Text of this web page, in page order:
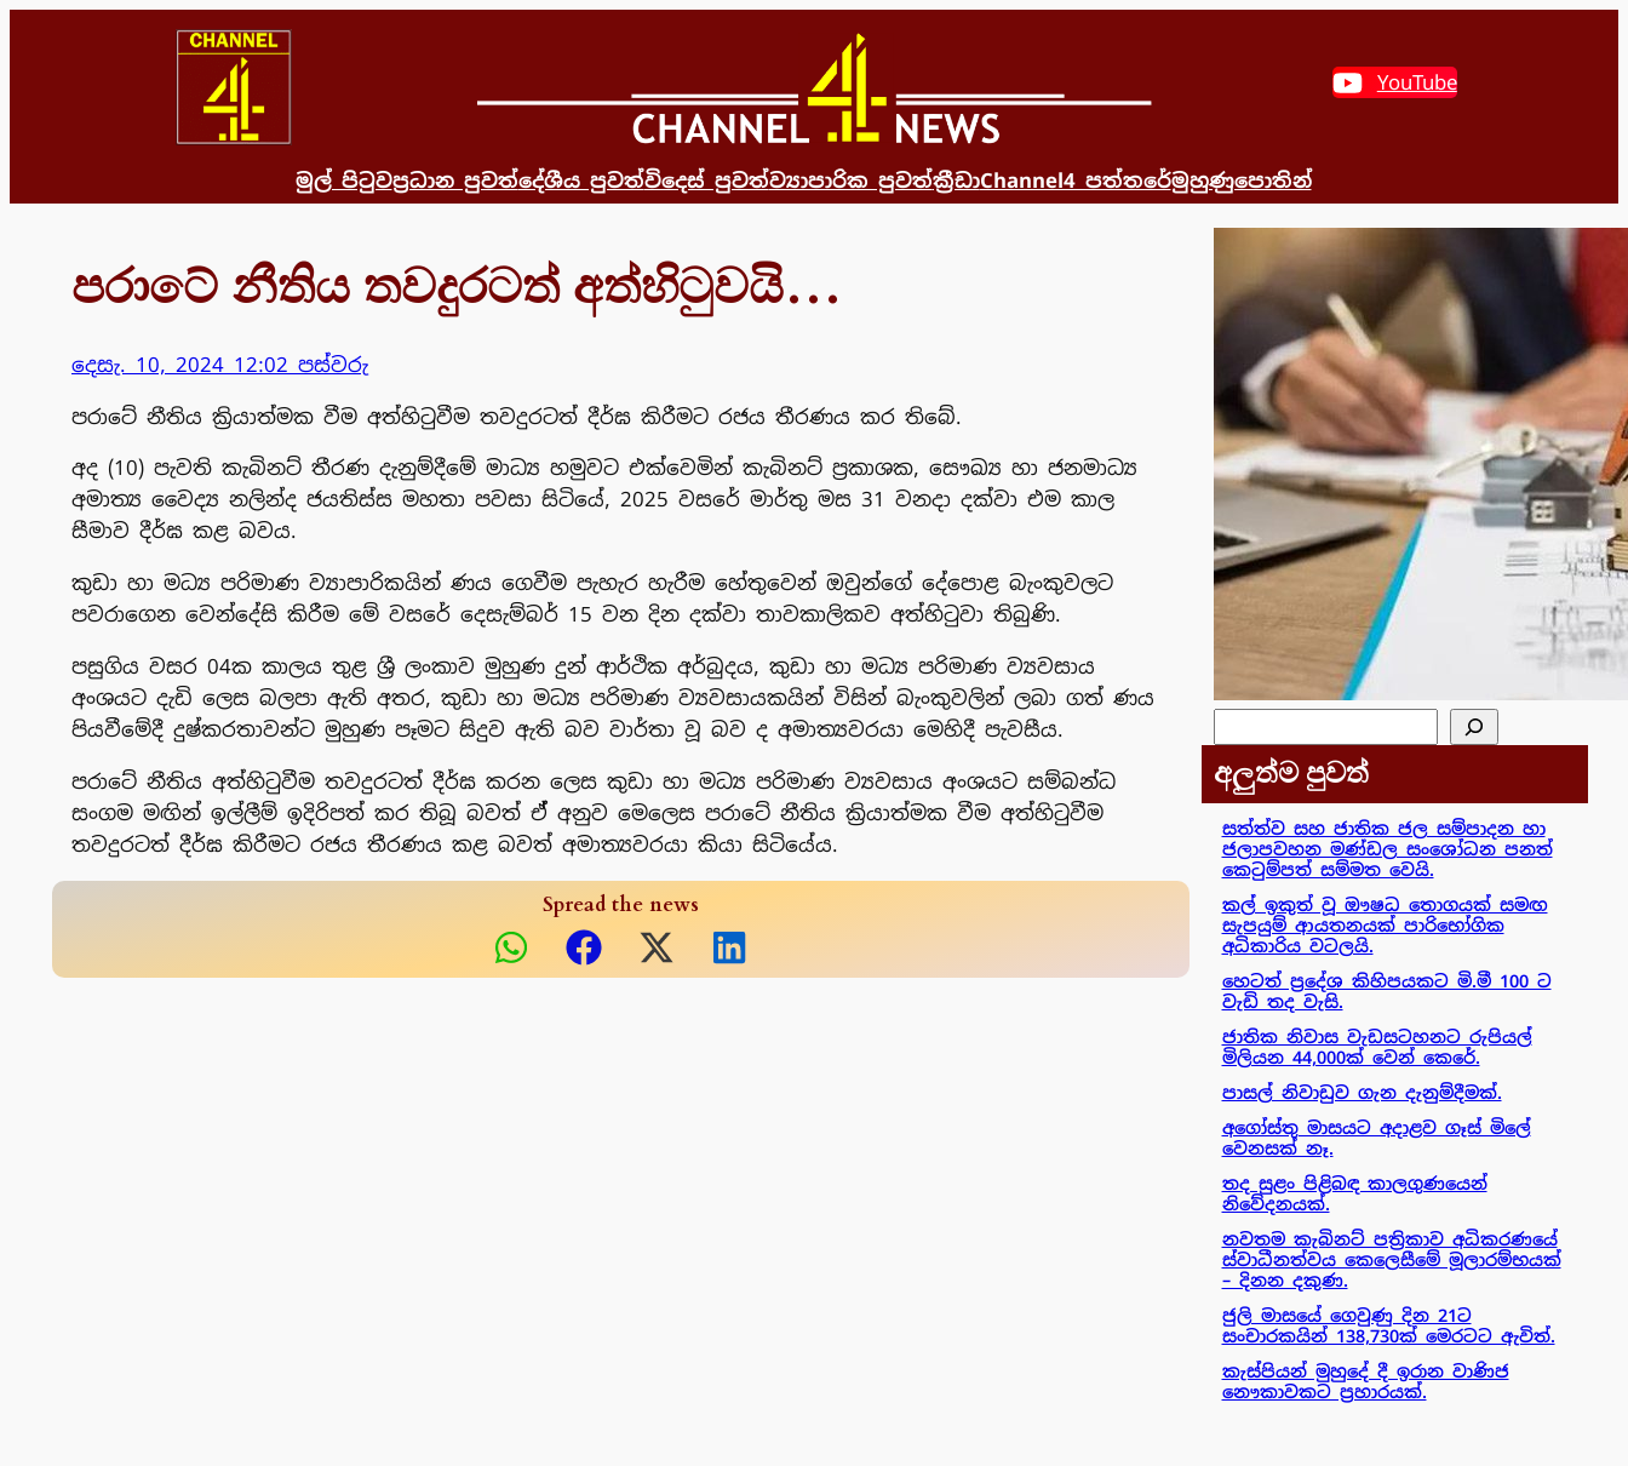
YouTube
මුල් පිටුවප්‍රධාන පුවත්දේශීය පුවත්විදෙස් පුවත්ව්‍යාපාරික පුවත්ක්‍රීඩාChannel4 පත්තරේමුහුණුපොතින්
පරාටේ නීතිය තවදුරටත් අත්හිටුවයි…
දෙසැ. 10, 2024 12:02 පස්වරු
පරාටේ නීතිය ක්‍රියාත්මක වීම අත්හිටුවීම තවදුරටත් දීර්ඝ කිරීමට රජය තීරණය කර තිබේ.
අද (10) පැවති කැබිනට් තීරණ දැනුම්දීමේ මාධ්‍ය හමුවට එක්වෙමින් කැබිනට් ප්‍රකාශක, සෞඛ්‍ය හා ජනමාධ්‍ය
අමාත්‍ය වෛද්‍ය නලින්ද ජයතිස්ස මහතා පවසා සිටියේ, 2025 වසරේ මාර්තු මස 31 වනදා දක්වා එම කාල
සීමාව දීර්ඝ කළ බවය.
කුඩා හා මධ්‍ය පරිමාණ ව්‍යාපාරිකයින් ණය ගෙවීම පැහැර හැරීම‌ හේතුවෙන් ඔවුන්ගේ දේපොළ බැංකුවලට
පවරාගෙන වෙන්දේසි කිරීම මේ වසරේ දෙසැම්බර් 15 වන දින දක්වා තාවකාලිකව අත්හිටුවා තිබුණි.
පසුගිය වසර 04ක කාලය තුළ ශ්‍රී ලංකාව මුහුණ දුන් ආර්ථික අර්බුදය, කුඩා හා මධ්‍ය පරිමාණ ව්‍යවසාය
අංශයට දැඩි ලෙස බලපා ඇති අතර, කුඩා හා මධ්‍ය පරිමාණ ව්‍යවසායකයින් විසින් බැංකුවලින් ලබා ගත් ණය
පියවීමේදී දුෂ්කරතාවන්ට මුහුණ පෑමට සිදුව ඇති බව වාර්තා වූ බව ද අමාත්‍යවරයා මෙහිදී පැවසීය.
පරාටේ නීතිය අත්හිටුවීම තවදුරටත් දීර්ඝ කරන ලෙස කුඩා හා මධ්‍ය පරිමාණ ව්‍යවසාය අංශයට සම්බන්ධ
සංගම මඟින් ඉල්ලීම් ඉදිරිපත් කර තිබූ බවත් ඒ් අනුව මෙලෙස පරාටේ නීතිය ක්‍රියාත්මක වීම අත්හිටුවීම
තවදුරටත් දීර්ඝ කිරීමට රජය තීරණය කළ බවත් අමාත්‍යවරයා කියා සිටියේය.
Spread the news
අලුත්ම පුවත්
සත්ත්ව සහ ජාතික ජල සම්පාදන හා
ජලාපවහන මණ්ඩල සංශෝධන පනත්
කෙටුම්පත් සම්මත වෙයි.
කල් ඉකුත් වූ ඖෂධ තොගයක් සමඟ
සැපයුම් ආයතනයක් පාරිභෝගික
අධිකාරිය වටලයි.
හෙටත් ප්‍රදේශ කිහිපයකට මි.මී 100 ට
වැඩි තද වැසි.
ජාතික නිවාස වැඩසටහනට රුපියල්
මිලියන 44,000ක් වෙන් කෙරේ.
පාසල් නිවාඩුව ගැන දැනුම්දීමක්.
අගෝස්තු මාසයට අදාළව ගෑස් මිලේ
වෙනසක් නෑ.
තද සුළං පිළිබඳ කාලගුණයෙන්
නිවේදනයක්.
නවතම කැබිනට් පත්‍රිකාව අධිකරණයේ
ස්වාධීනත්වය කෙලෙසීමේ මූලාරම්භයක්
– දිනන දකුණ.
ජුලි මාසයේ ගෙවුණු දින 21ට
සංචාරකයින් 138,730ක් මෙරටට ඇවිත්.
කැස්පියන් මුහුදේ දී ඉරාන වාණිජ
නෞකාවකට ප්‍රහාරයක්.